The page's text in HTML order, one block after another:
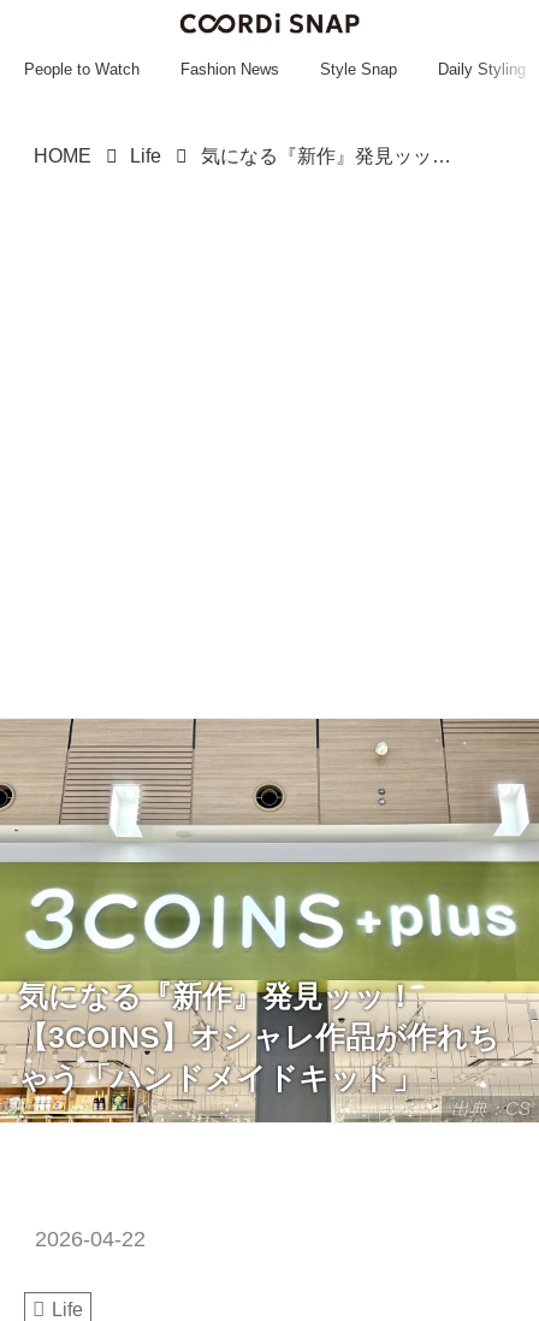
~~~~~~~~~~~
People to Watch Fashion News Style Snap Daily Styling
HOME Life 気になる『新作』発見ッッ！【3COINS】オシャレ作品が作れちゃう「ハンドメイドキット」
出典：CS
気になる『新作』発見ッッ！
【3COINS】オシャレ作品が作れち
ゃう「ハンドメイドキット」
2026-04-22
Life